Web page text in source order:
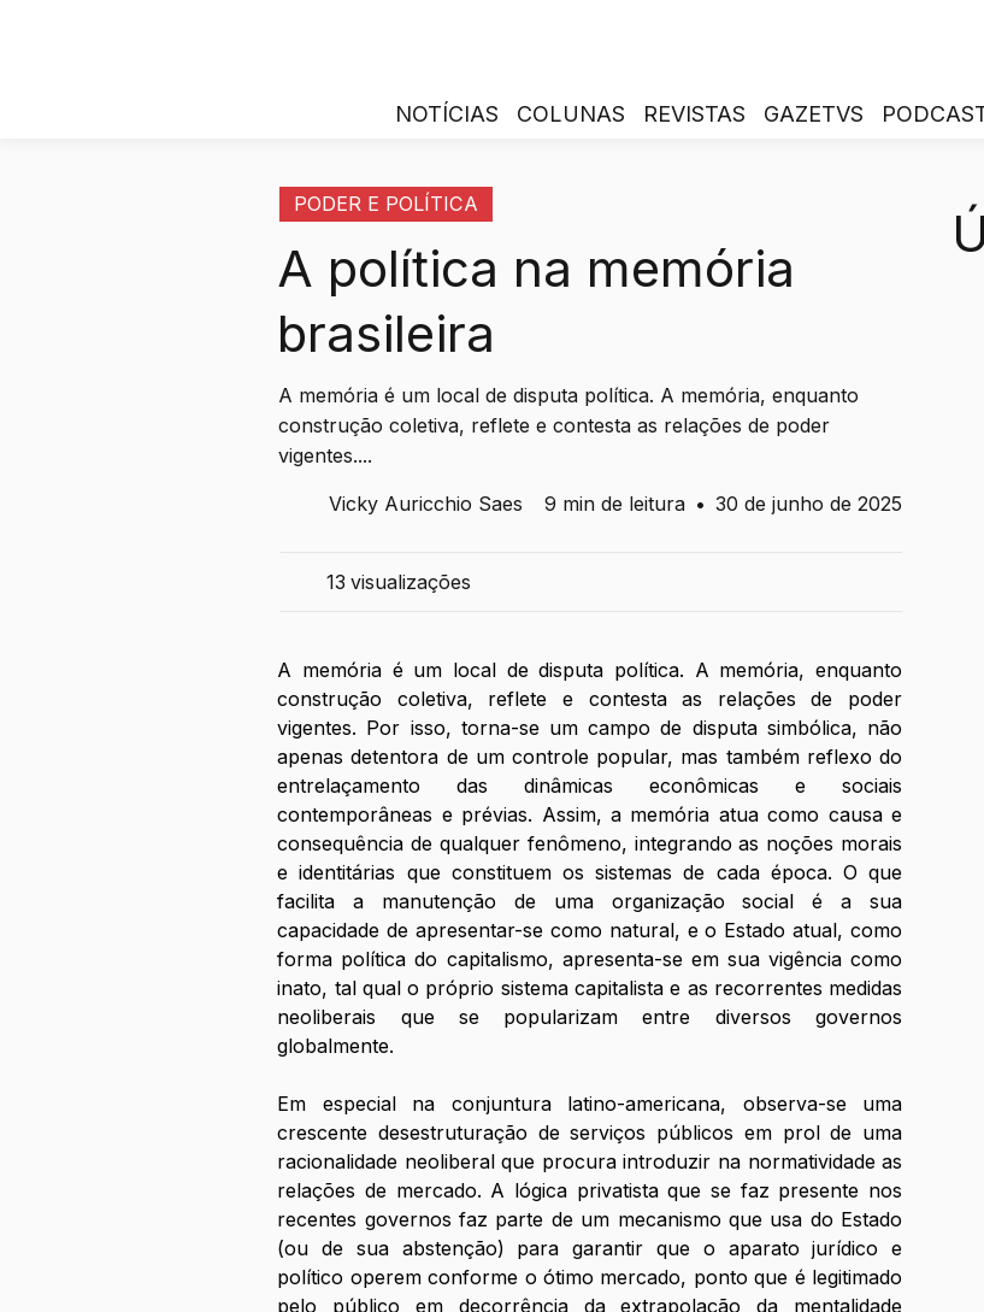
NOTÍCIAS COLUNAS REVISTAS GAZETVS
PODER E POLÍTICA
A política na memória
brasileira
ㅤㅤㅤㅤA memória é um local de disputa política. A memória, enquanto
construção coletiva, reflete e contesta as relações de poder
vigentes....
Vicky Auricchio Saes
9 min de leitura • 30 de junho de 2025
13 visualizações
ㅤㅤㅤㅤA memória é um local de disputa política. A memória, enquanto
construção coletiva, reflete e contesta as relações de poder
vigentes. Por isso, torna-se um campo de disputa simbólica, não
apenas detentora de um controle popular, mas também reflexo do
entrelaçamento das dinâmicas econômicas e sociais
contemporâneas e prévias. Assim, a memória atua como causa e
consequência de qualquer fenômeno, integrando as noções morais
e identitárias que constituem os sistemas de cada época. O que
facilita a manutenção de uma organização social é a sua
capacidade de apresentar-se como natural, e o Estado atual, como
forma política do capitalismo, apresenta-se em sua vigência como
inato, tal qual o próprio sistema capitalista e as recorrentes medidas
neoliberais que se popularizam entre diversos governos
globalmente.
ㅤㅤㅤㅤEm especial na conjuntura latino-americana, observa-se uma
crescente desestruturação de serviços públicos em prol de uma
racionalidade neoliberal que procura introduzir na normatividade as
relações de mercado. A lógica privatista que se faz presente nos
recentes governos faz parte de um mecanismo que usa do Estado
(ou de sua abstenção) para garantir que o aparato jurídico e
político operem conforme o ótimo mercado, ponto que é legitimado
pelo público em decorrência da extrapolação da mentalidade